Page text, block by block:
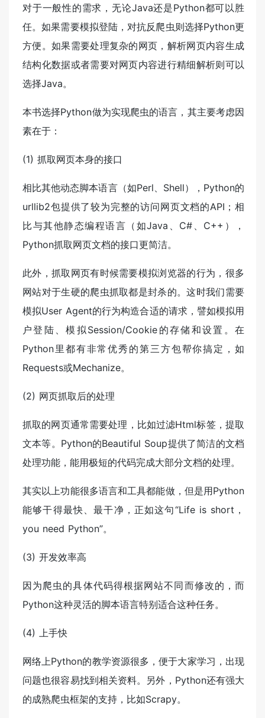
对于一般性的需求，无论Java还是Python都可以胜
任。如果需要模拟登陆，对抗反爬虫则选择Python更
方便。如果需要处理复杂的网页，解析网页内容生成
结构化数据或者需要对网页内容进行精细解析则可以
选择Java。
本书选择Python做为实现爬虫的语言，其主要考虑因
素在于：
(1) 抓取网页本身的接口
相比其他动态脚本语言（如Perl、Shell），Python的
urllib2包提供了较为完整的访问网页文档的API；相
比与其他静态编程语言（如Java、C#、C++），
Python抓取网页文档的接口更简洁。
此外，抓取网页有时候需要模拟浏览器的行为，很多
网站对于生硬的爬虫抓取都是封杀的。这时我们需要
模拟User Agent的行为构造合适的请求，譬如模拟用
户登陆、模拟Session/Cookie的存储和设置。在
Python里都有非常优秀的第三方包帮你搞定，如
Requests或Mechanize。
(2) 网页抓取后的处理
抓取的网页通常需要处理，比如过滤Html标签，提取
文本等。Python的Beautiful Soup提供了简洁的文档
处理功能，能用极短的代码完成大部分文档的处理。
其实以上功能很多语言和工具都能做，但是用Python
能够干得最快、最干净，正如这句“Life is short，
you need Python”。
(3) 开发效率高
因为爬虫的具体代码得根据网站不同而修改的，而
Python这种灵活的脚本语言特别适合这种任务。
(4) 上手快
网络上Python的教学资源很多，便于大家学习，出现
问题也很容易找到相关资料。另外，Python还有强大
的成熟爬虫框架的支持，比如Scrapy。